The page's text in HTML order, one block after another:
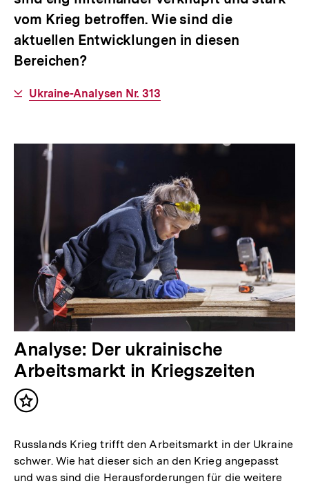
vom Krieg betroffen. Wie sind die
aktuellen Entwicklungen in diesen
Bereichen?
Interner
Ukraine-Analysen Nr. 313
Analyse: Der ukrainische
Arbeitsmarkt in Kriegszeiten
Inhalt
Russlands Krieg trifft den Arbeitsmarkt in der Ukraine
schwer. Wie hat dieser sich an den Krieg angepasst
und was sind die Herausforderungen für die weitere